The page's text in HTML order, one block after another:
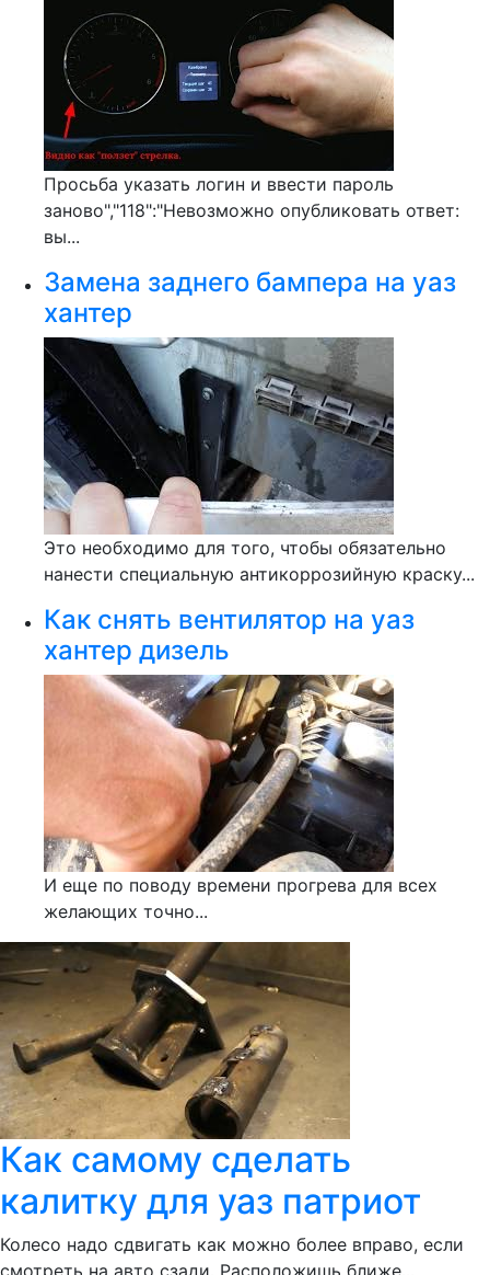
Просьба указать логин и ввести пароль
заново","118":"Невозможно опубликовать ответ:
вы...
Замена заднего бампера на уаз
хантер
Это необходимо для того, чтобы обязательно
нанести специальную антикоррозийную краску...
Как снять вентилятор на уаз
хантер дизель
И еще по поводу времени прогрева для всех
желающих точно...
Как самому сделать
калитку для уаз патриот
Колесо надо сдвигать как можно более вправо, если
смотреть на авто сзади. Расположишь ближе...